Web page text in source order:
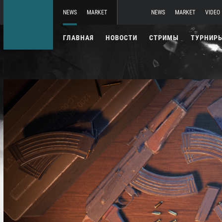
NEWS MARKET NEWS MARKET VIDEO
ГЛАВНАЯ НОВОСТИ СТРИМЫ